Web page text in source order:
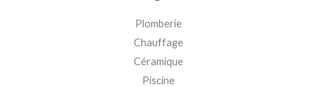
Plomberie
Chauffage
Céramique
Piscine